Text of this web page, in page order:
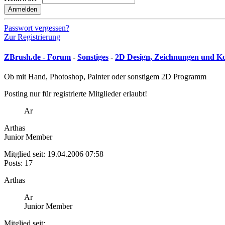
Anmelden
Passwort vergessen?
Zur Registrierung
ZBrush.de - Forum - Sonstiges - 2D Design, Zeichnungen und
Ob mit Hand, Photoshop, Painter oder sonstigem 2D Programm
Posting nur für registrierte Mitglieder erlaubt!
Ar
Arthas
Junior Member
Mitglied seit: 19.04.2006 07:58
Posts: 17
Arthas
Ar
Junior Member
Mitglied seit: